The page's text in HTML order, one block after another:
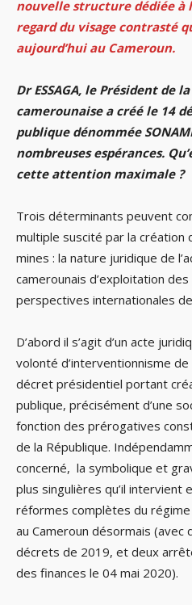
nouvelle structure dédiée à
regard du visage contrasté
aujourd’hui au Cameroun.
Dr ESSAGA, le Président de
camerounaise a créé le 14
publique dénommée
nombreuses espérances.
cette attention maximale ?
Trois déterminants peuvent
multiple suscité par la création
mines : la nature juridique de
camerounais d’exploitation
perspectives internationales
D’abord il s’agit d’un acte
volonté d’interventionnisme de
décret présidentiel portant
publique, précisément d’une
fonction des prérogatives
de la République.
concerné, la symbolique et
plus singulières qu’il intervient
réformes complètes du
au Cameroun désormais
décrets de 2019, et deux
des finances le 04 mai 2020).